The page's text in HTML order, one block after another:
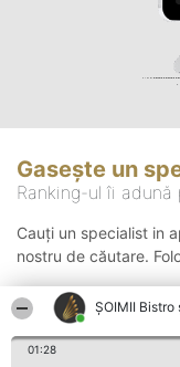
ȘOIMII Bistro
01:28
Gasește un
Ranking-ul îi
Cauți un specialist in
nostru de căutare.